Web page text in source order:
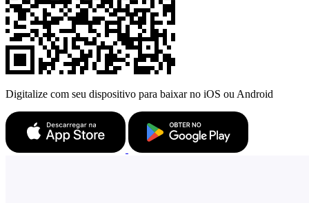
Digitalize com seu dispositivo para baixar no iOS ou Android